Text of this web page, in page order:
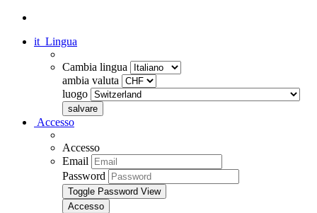
it Lingua
Cambia lingua
ambia valuta
luogo
Accesso
Accesso
Email
Password
Toggle Password View